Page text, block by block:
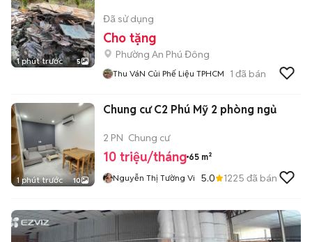
1 phút trước 5
Đã sử dụng
Cho tặng
Phường An Phú Đông
Thu VáN Củi Phế Liệu TPHCM 1 đã bán
1 phút trước 10
Chung cư C2 Phú Mỹ 2 phòng ngủ
2 PN Chung cư
10 triệu/tháng 65 m²
Nguyễn Thị Tường Vi 5.0 1225 đã bán